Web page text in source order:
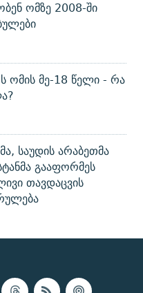
ომზე 2008-ში
ომის მე-18 წელი - რა
საუდის არაბეთმა
გააფორმეს
თავდაცვის